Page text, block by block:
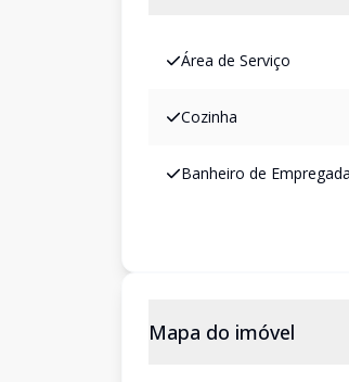
Área de Serviço
Cozinha
Banheiro de Empregada
Mapa do imóvel